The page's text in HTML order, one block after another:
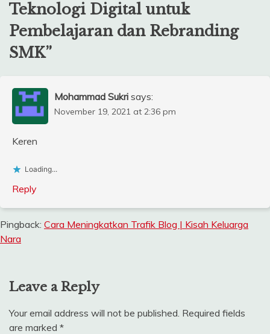
Teknologi Digital untuk
Pembelajaran dan Rebranding
SMK”
Mohammad Sukri says:
November 19, 2021 at 2:36 pm
Keren
Loading...
Reply
Pingback: Cara Meningkatkan Trafik Blog | Kisah Keluarga
Nara
Leave a Reply
Your email address will not be published. Required fields
are marked *